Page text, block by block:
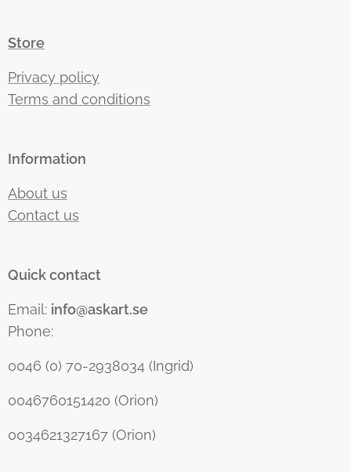
Store
Privacy policy
Terms and conditions
Information
About us
Contact us
Quick contact
Email: info@askart.se
Phone:
0046 (0) 70-2938034 (Ingrid)
0046760151420 (Orion)
0034621327167 (Orion)